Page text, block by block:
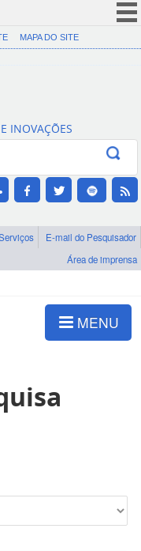
(COVID-19)
Canais
MAPA DO SITE
INOVAÇÕES
E-mail do Pesquisador
Área de imprensa
MENU